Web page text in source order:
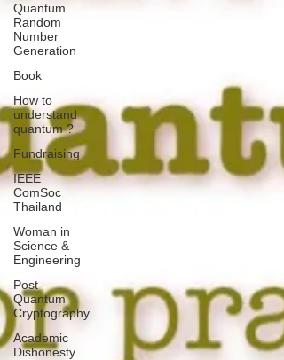
Quantum
Random
Number
Generation
Book
How to
understand
quantum ?
Fundraising
IEEE
ComSoc
Thailand
Woman in
Science &
Engineering
Post-
Quantum
Cryptography
Academic
Dishonesty